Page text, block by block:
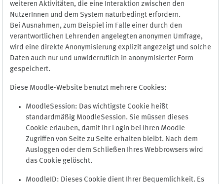
weiteren Aktivitäten, die eine Interaktion zwischen den
NutzerInnen und dem System naturbedingt erfordern.
Bei Ausnahmen, zum Beispiel im Falle einer durch den
verantwortlichen Lehrenden angelegten anonymen Umfrage,
wird eine direkte Anonymisierung explizit angezeigt und solche
Daten auch nur und unwiderruflich in anonymisierter Form
gespeichert.
Diese Moodle-Website benutzt mehrere Cookies:
MoodleSession: Das wichtigste Cookie heißt
standardmäßig MoodleSession. Sie müssen dieses
Cookie erlauben, damit Ihr Login bei Ihren Moodle-
Zugriffen von Seite zu Seite erhalten bleibt. Nach dem
Ausloggen oder dem Schließen Ihres Webbrowsers wird
das Cookie gelöscht.
MoodleID: Dieses Cookie dient Ihrer Bequemlichkeit. Es